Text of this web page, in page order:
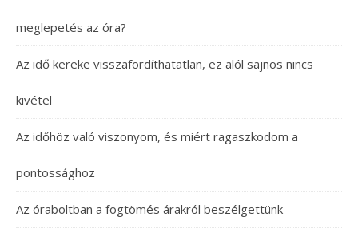
meglepetés az óra?
Az idő kereke visszafordíthatatlan, ez alól sajnos nincs
kivétel
Az időhöz való viszonyom, és miért ragaszkodom a
pontossághoz
Az óraboltban a fogtömés árakról beszélgettünk